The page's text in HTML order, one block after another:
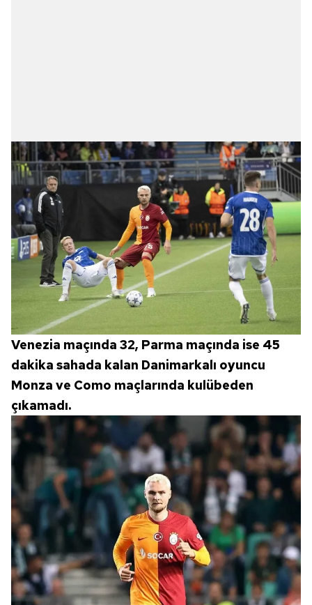
6698 sayılı Kişisel Verilerin Korunması Kanunu uyarınca
hazırlanmış Aydınlatma Metnimizi okumak ve sitemizde
ilgili mevzuata uygun olarak kullanılan çerezlerle ilgili bilgi
almak için lütfen
tıklayınız.
Venezia maçında 32, Parma maçında ise 45
dakika sahada kalan Danimarkalı oyuncu
Monza ve Como maçlarında kulübeden
çıkamadı.